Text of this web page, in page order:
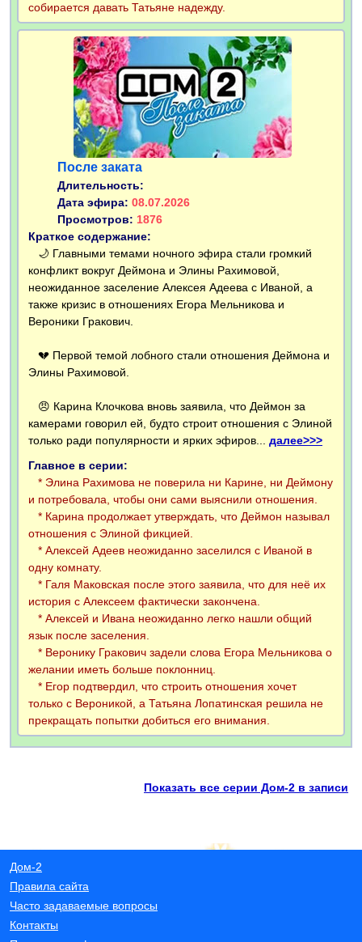
собирается давать Татьяне надежду.
После заката
Длительность:
Дата эфира: 08.07.2026
Просмотров: 1876
Краткое содержание:
🌙 Главными темами ночного эфира стали громкий
конфликт вокруг Деймона и Элины Рахимовой,
неожиданное заселение Алексея Адеева с Иваной, а
также кризис в отношениях Егора Мельникова и
Вероники Гракович.
💔 Первой темой лобного стали отношения Деймона и
Элины Рахимовой.
😠 Карина Клочкова вновь заявила, что Деймон за
камерами говорил ей, будто строит отношения с Элиной
только ради популярности и ярких эфиров... далее>>>
Главное в серии:
* Элина Рахимова не поверила ни Карине, ни Деймону
и потребовала, чтобы они сами выяснили отношения.
* Карина продолжает утверждать, что Деймон называл
отношения с Элиной фикцией.
* Алексей Адеев неожиданно заселился с Иваной в
одну комнату.
* Галя Маковская после этого заявила, что для неё их
история с Алексеем фактически закончена.
* Алексей и Ивана неожиданно легко нашли общий
язык после заселения.
* Веронику Гракович задели слова Егора Мельникова о
желании иметь больше поклонниц.
* Егор подтвердил, что строить отношения хочет
только с Вероникой, а Татьяна Лопатинская решила не
прекращать попытки добиться его внимания.
Показать все серии Дом-2 в записи
Дом-2
Правила сайта
Часто задаваемые вопросы
Контакты